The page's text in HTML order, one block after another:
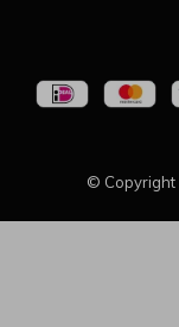
© Copyright